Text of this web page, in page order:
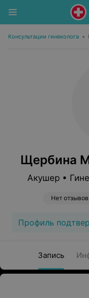
Консультации гинеколога •
Щербина
Акушер •
Нет отзывов
Профиль
Запись